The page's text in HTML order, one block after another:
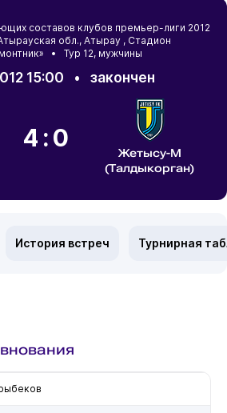
составов клубов премьер-лиги 2012
обл., Атырау , Стадион
• Тур 12, мужчины
15:00 • закончен
4:0
Жетысу-М
(Талдыкорган)
История встреч Турнирная